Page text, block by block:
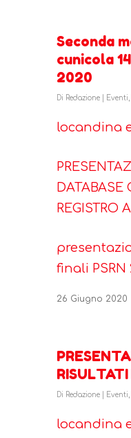
Seconda
cunicola
2020
Di Redazione Eventi
locandina
DATABASE
REGISTRO
finali PSRN
26 Giugno 2020
Di Redazione Eventi
locandina